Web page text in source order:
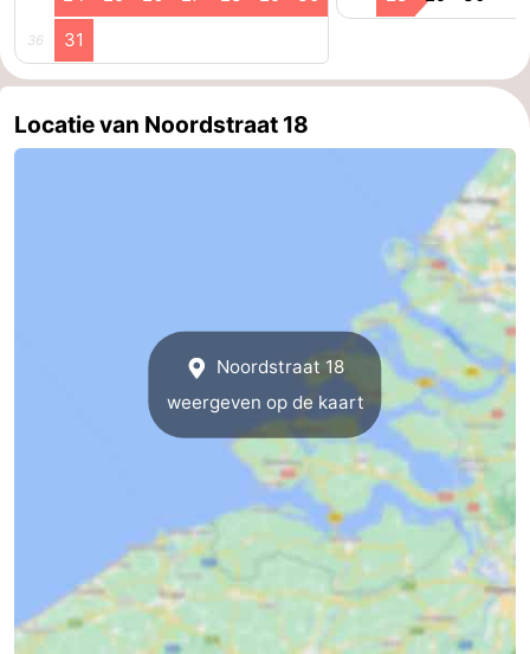
Zeeland
Schouwen-
Duiveland
-
van
Veere
-
36 31
Locatie van Noordstraat 18
Noordstraat 18
weergeven op de kaart